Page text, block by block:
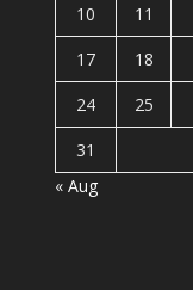
10
11
17
18
24
25
31
« Aug